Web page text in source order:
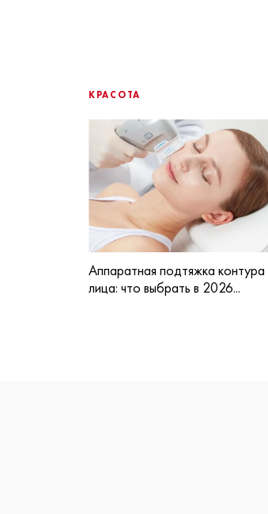
КРАСОТА
Аппаратная подтяжка контура
лица: что выбрать в 2026...